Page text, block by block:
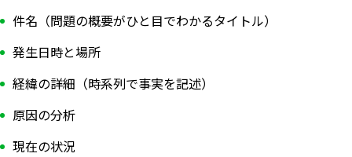
件名（問題の概要がひと目でわかるタイトル）
発生日時と場所
経緯の詳細（時系列で事実を記述）
原因の分析
現在の状況